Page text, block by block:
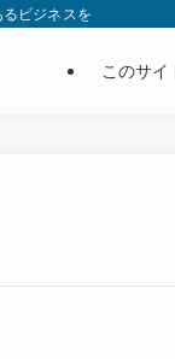
ビジネスを
このサイ